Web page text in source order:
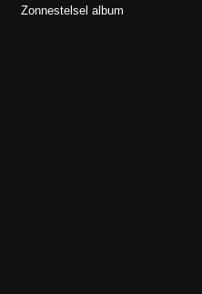
Zonnestelsel album